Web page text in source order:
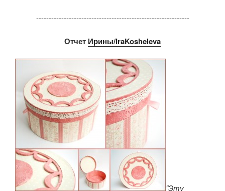
-------------------------------------------------------------
Отчет Ирины/IraKosheleva
"Эту